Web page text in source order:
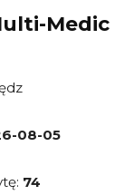
Medic
08-05
74